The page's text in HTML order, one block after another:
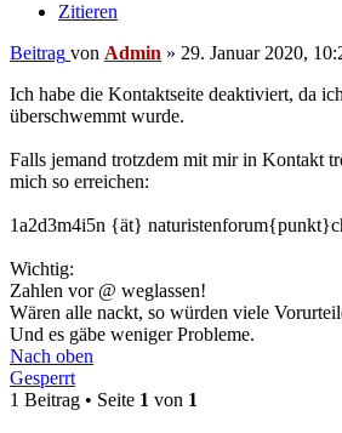
Zitieren
Beitrag von Admin » 29. Januar 2020,
Ich habe die Kontaktseite deaktiviert, da
überschwemmt wurde.
Falls jemand trotzdem mit mir in Kontakt
mich so erreichen:
1a2d3m4i5n {ät}
Wichtig:
Zahlen vor @ weglassen!
Wären alle nackt, so würden viele
Und es gäbe weniger Probleme.
Nach oben
Gesperrt
1 Beitrag • Seite 1 von 1